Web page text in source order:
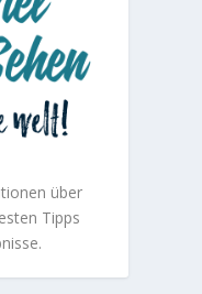
über
Tipps